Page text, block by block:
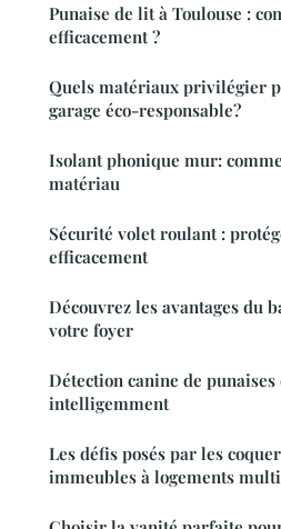
Punaise de lit à Toulouse :
efficacement ?
Quels matériaux privilégier
garage éco-responsable?
Isolant phonique mur:
matériau
Sécurité volet roulant :
efficacement
Découvrez les avantages du
votre foyer
Détection canine de
intelligemment
Les défis posés par les
immeubles à logements